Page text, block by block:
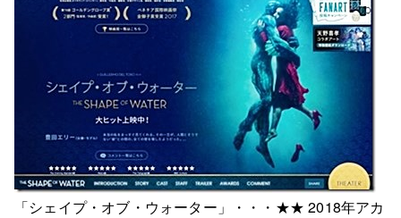
「シェイプ・オブ・ウォーター」・・・★★ 2018年アカ